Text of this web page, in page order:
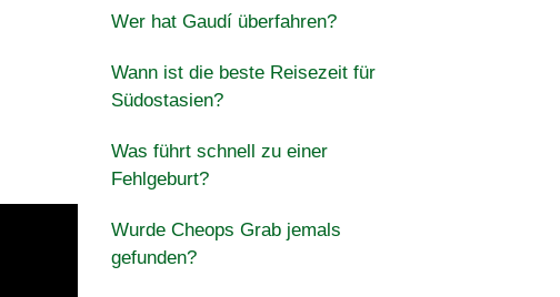
Wer hat Gaudí überfahren?
Wann ist die beste Reisezeit für
Südostasien?
Was führt schnell zu einer
Fehlgeburt?
Wurde Cheops Grab jemals
gefunden?